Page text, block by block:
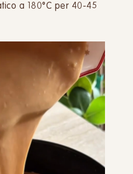
a 180°C per 40-45